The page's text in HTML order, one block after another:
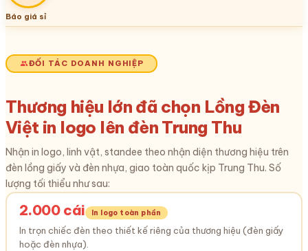
Báo giá sỉ
ĐỐI TÁC DOANH NGHIỆP
Thương hiệu lớn đã chọn Lồng Đèn
Việt in logo lên đèn Trung Thu
Nhận in logo, linh vật, standee theo nhận diện thương hiệu trên
đèn lồng giấy và đèn nhựa, giao toàn quốc kịp Trung Thu. Số
lượng tối thiểu như sau:
2.000 cái In logo toàn phần
In trọn chiếc đèn theo thiết kế riêng của thương hiệu (đèn giấy
hoặc đèn nhựa).